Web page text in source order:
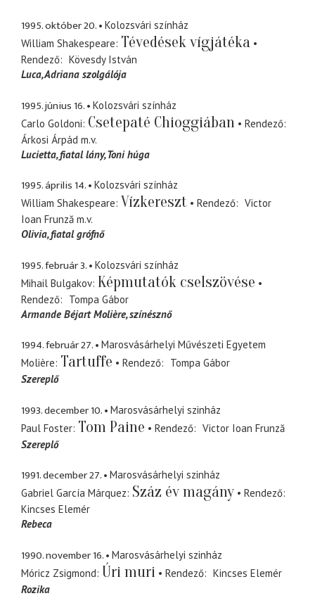
1995. október 20.
Kolozsvári színház
William Shakespeare Tévedések vígjátéka
Rendező
Kövesdy István
Luca Adriana szolgálója
1995. június 16.
Kolozsvári színház
Carlo Goldoni Csetepaté Chioggiában
Rendező
Árkosi Árpád m.v.
Lucietta fiatal lány, Toni húga
1995. április 14.
Kolozsvári színház
William Shakespeare Vízkereszt Rendező
Victor
Ioan Frunză m.v.
Olivia fiatal grófnő
1995. február 3.
Kolozsvári színház
Mihail Bulgakov Képmutatók cselszövése
Rendező
Tompa Gábor
Armande Béjart Molière színésznő
1994. február 27.
Marosvásárhelyi Művészeti Egyetem
Molière Tartuffe Rendező
Tompa Gábor
Szereplő
1993. december 10.
Marosvásárhelyi szinház
Paul Foster Tom Paine Rendező
Victor Ioan Frunză
Szereplő
1991. december 27.
Marosvásárhelyi szinház
Gabriel García Márquez Száz év magány
Rendező
Kincses Elemér
Rebeca
1990. november 16.
Marosvásárhelyi szinház
Móricz Zsigmond Úri muri Rendező
Kincses Elemér
Rozika